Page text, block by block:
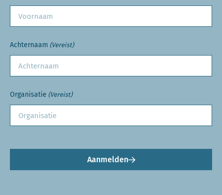
Achternaam (Vereist)
Organisatie (Vereist)
Aanmelden